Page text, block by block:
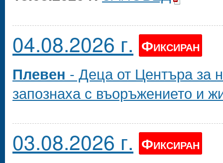
04.08.2026 г. Фиксиран
Плевен - Деца от Центъра за
запознаха с въоръжението и
03.08.2026 г. Фиксиран